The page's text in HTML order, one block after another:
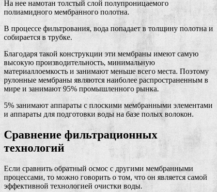
На нее намотан толстый слой полупроницаемого
полиамидного мембранного полотна.
В процессе фильтрования, вода попадает в толщину полотна и
собирается в трубке.
Благодаря такой конструкции эти мембраны имеют самую
высокую производительность, минимальную
материаллоемкость и занимают меньше всего места. Поэтому
рулонные мембраны являются наиболее распространенным в
мире и занимают 95% промышленного рынка.
5% занимают аппараты с плоскими мембранными элементами
и аппараты для подготовки воды на базе полых волокон.
Сравнение фильтрационных
технологий
Если сравнить обратный осмос с другими мембранными
процессами, то можно говорить о том, что он является самой
эффективной технологией очистки воды.